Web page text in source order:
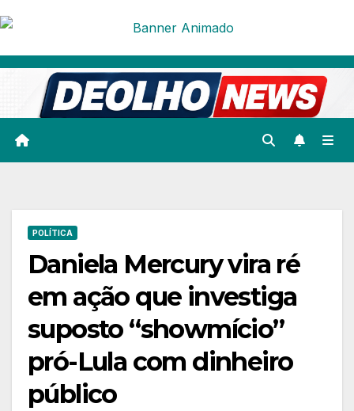
Skip
content
POLÍTICA
Daniela Mercury vira ré
em ação que investiga
suposto “showmício”
pró-Lula com dinheiro
público